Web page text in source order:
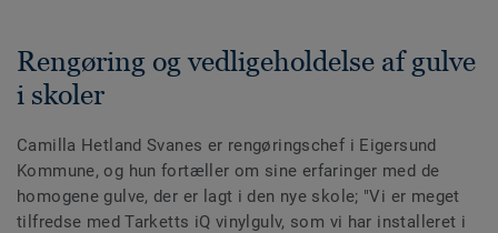
Rengøring og vedligeholdelse af gulve
i skoler
Camilla Hetland Svanes er rengøringschef i Eigersund
Kommune, og hun fortæller om sine erfaringer med de
homogene gulve, der er lagt i den nye skole; "Vi er meget
tilfredse med Tarketts iQ vinylgulv, som vi har installeret i